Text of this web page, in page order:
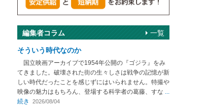
編集者コラム
そういう時代なのか
国立映画アーカイブで1954年公開の『ゴジラ』をみ
てきました。破壊された街の生々しさは戦争の記憶が新
しい時代だったことを感じずにはいられません。特撮や
映像の魅力はもちろん、登場する科学者の葛藤、すな ...
続き
2026/08/04
一覧